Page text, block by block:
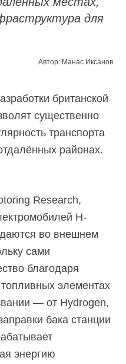
для
Автор: Манас Иксанов
британской
существенно
транспорта
районах.
Research,
H-
во внешнем
сами
благодаря
элементах
— от Hydrogen,
бака станции
энергию